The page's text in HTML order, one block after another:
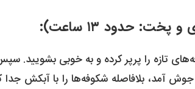
حدود ۱۳ ساعت):
آمد، بلافاصله شکوفه‌ها را با آبکش جدا